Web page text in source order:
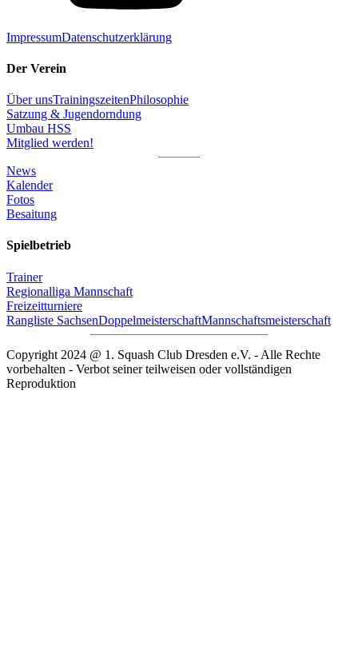
ImpressumDatenschutzerklärung
Der Verein
Über unsTrainingszeitenPhilosophie
Satzung & Jugendorndung
Umbau HSS
Mitglied werden!
News
Kalender
Fotos
Besaitung
Spielbetrieb
Trainer
Regionalliga Mannschaft
Freizeitturniere
Rangliste SachsenDoppelmeisterschaftMannschaftsmeisterschaft
Copyright 2024 @ 1. Squash Club Dresden e.V. - Alle Rechte
vorbehalten - Verbot seiner teilweisen oder vollständigen
Reproduktion